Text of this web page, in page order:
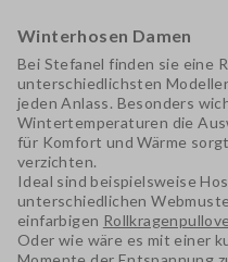
Winterhosen Damen
Bei Stefanel finden sie eine
unterschiedlichsten
jeden Anlass. Besonders
Wintertemperaturen die
für Komfort und Wärme
verzichten.
Ideal sind beispielsweise
unterschiedlichen
einfarbigen
Oder wie wäre es mit einer